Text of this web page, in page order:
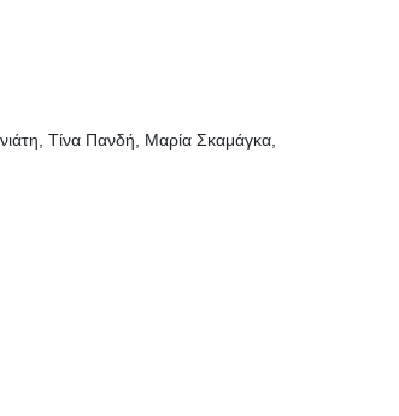
Τίνα Πανδή, Μαρία Σκαμάγκα,